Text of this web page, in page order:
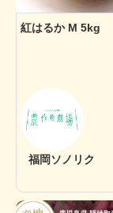
紅はるか M 5kg
福岡ソノリク